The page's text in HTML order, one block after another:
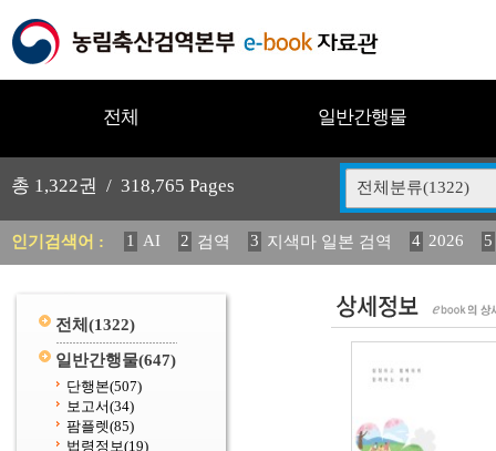
전체 일반간행물
총 1,322권 / 318,765 Pages 전체분류(1322)
인기검색어 : 1 AI 2 검역 3 지색마 일본 검역 4 2026
5
11 2025 12 중독성 식물 도감 13 媛 異 14
전체 (1322)
일반간행물(647)
단행본(507)
보고서(34)
팜플렛(85)
법령정보(19)